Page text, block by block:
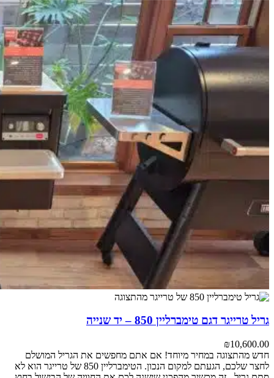
גריל טרייגר דגם טימברליין 850 – יד שנייה
₪10,600.00
חדש מהתצוגה במחיר מיוחד! אם אתם מחפשים את הגריל המושלם
לחצר שלכם, הגעתם למקום הנכון. הטימברליין 850 של טרייגר הוא לא